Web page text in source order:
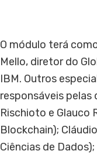
O módulo terá
Mello, diretor do
IBM. Outros
responsáveis pelas
Rischioto e Glauco
Blockchain);
Ciências de